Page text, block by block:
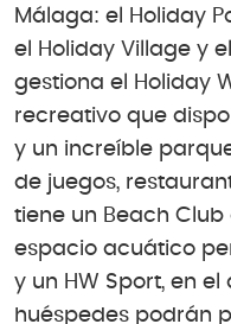
Málaga: el Holiday
el Holiday Village y
gestiona el Holiday
recreativo que
y un increíble
de juegos,
tiene un Beach Club
espacio acuático
y un HW Sport, en
huéspedes podrán